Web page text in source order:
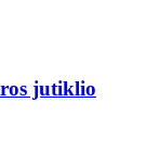
jutiklio